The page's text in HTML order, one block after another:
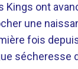
Kings ont
une
fois
sécheresse